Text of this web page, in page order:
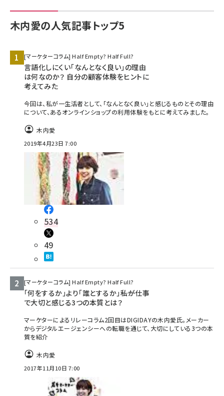
木内愛の人気記事トップ5
[マーケターコラム] Half Empty? Half Full?
言語化しにくい「なんとなく良い」の理由
は何なのか？ 自分の顧客体験をヒントに
考えてみた
今回は、私が一生活者として、「なんとなく良い」と感じるものとその理由
について、あるオンラインショップの利用体験をもとに考えてみました。
木内愛
2019年4月23日 7:00
534
49
[マーケターコラム] Half Empty? Half Full?
「何をするか」より「誰とするか」――私が仕事
で大切と感じる3つの本質とは？
マーケターによるリレーコラム2回目はDIGIDAYの木内愛氏。メーカー
からデジタルエージェンシーへの転職を通じて、大切にしている3つの本
質を紹介
木内愛
2017年11月10日 7:00